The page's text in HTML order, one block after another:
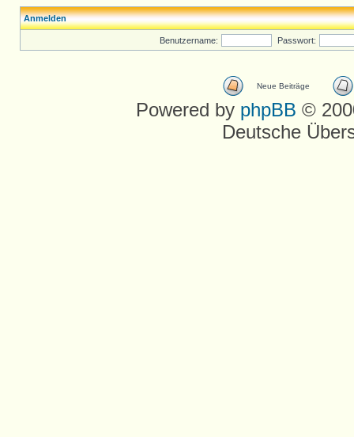
Anmelden
Benutzername: Passwort:
Neue Beiträge
Powered by phpBB ©
Deutsche